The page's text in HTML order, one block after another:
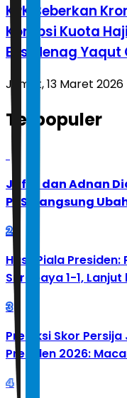
KPK Beberkan
Korupsi Kuota
Eks Menag
Jumat, 13 Maret 2026
Terpopuler
Jafar dan Adnan
PBSI Langsung
2
Hasil Piala
Surabaya 1-1, Lanjut
3
Prediksi Skor
Presiden 2026:
4